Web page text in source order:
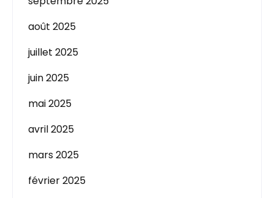
août 2025
juillet 2025
juin 2025
mai 2025
avril 2025
mars 2025
février 2025